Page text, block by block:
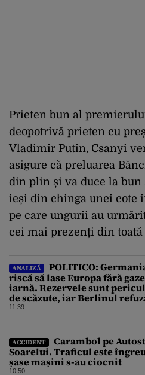
Prieten bun al
deopotrivă prieten cu
Vladimir Putin, Csanyi
asigure că preluarea
din plin și va duce la bun
ieși din chinga unei cote
pe care ungurii au
cei mai prezenți din toată
ANALIZĂ
POLITICO:
riscă să lase Europa fără
iarnă. Rezervele sunt
de scăzute, iar Berlinul
intervină
11:39
ACCIDENT
Carambol pe
Soarelui. Traficul este
șase mașini s-au ciocnit
10:50